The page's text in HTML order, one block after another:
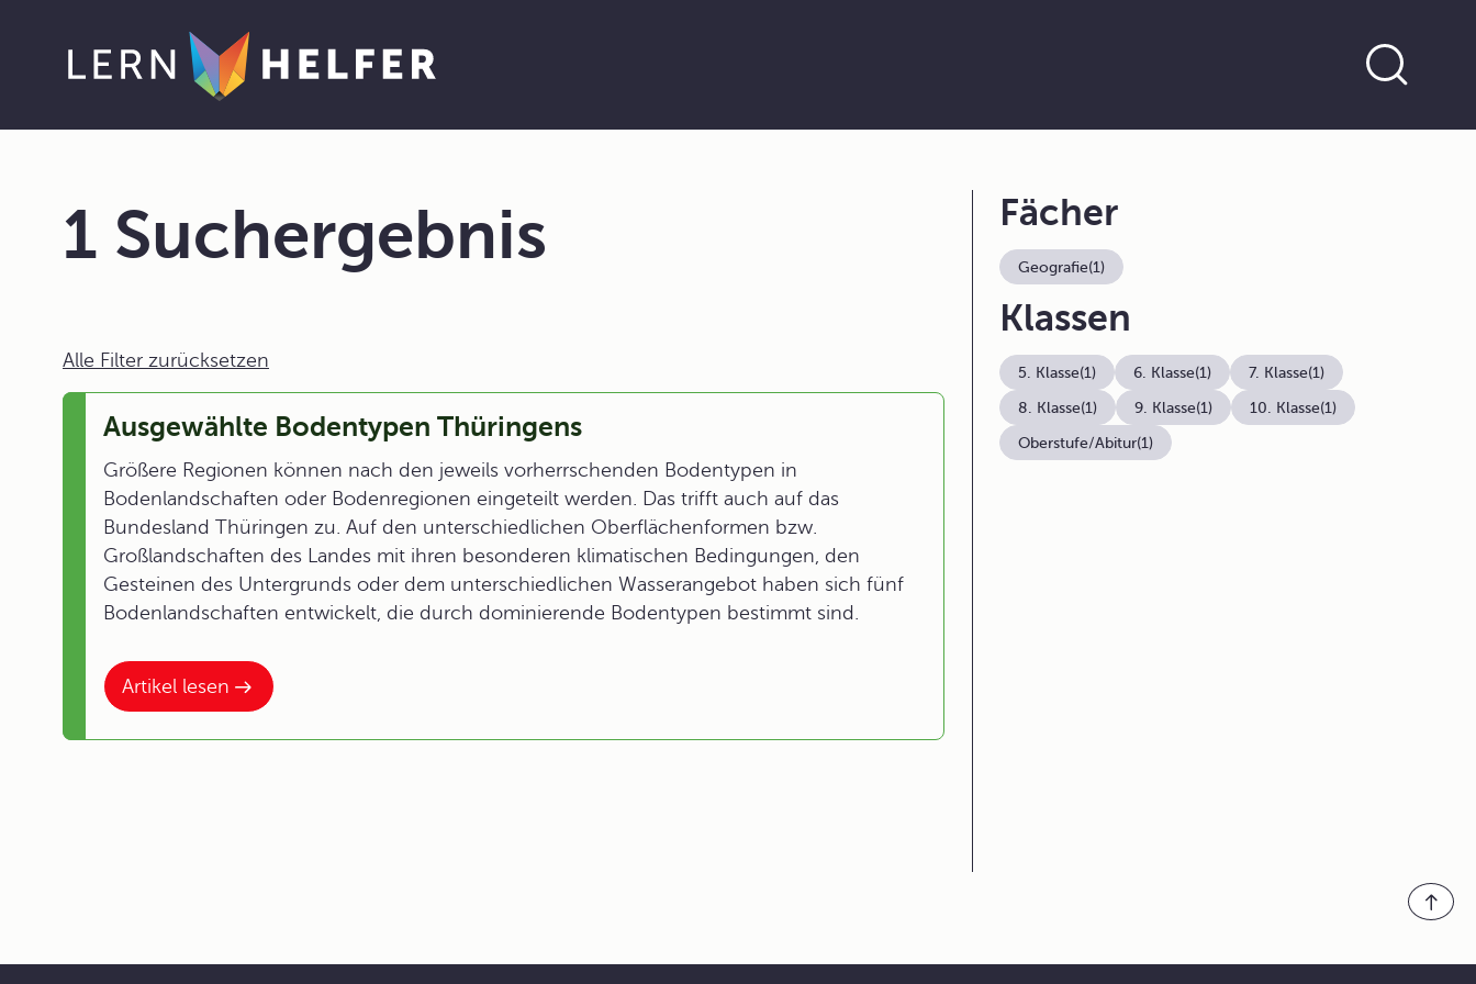
1 Suchergebnis
Alle Filter zurücksetzen
Artikel lesen
Ausgewählte Bodentypen Thüringens
Größere Regionen können nach den jeweils vorherrschenden Bodentypen in
Bodenlandschaften oder Bodenregionen eingeteilt werden. Das trifft auch auf das
Bundesland Thüringen zu. Auf den unterschiedlichen Oberflächenformen bzw.
Großlandschaften des Landes mit ihren besonderen klimatischen Bedingungen, den
Gesteinen des Untergrunds oder dem unterschiedlichen Wasserangebot haben sich fünf
Bodenlandschaften entwickelt, die durch dominierende Bodentypen bestimmt sind.
Fächer
Geografie(1)
Klassen
5. Klasse(1) 6. Klasse(1) 7. Klasse(1)
8. Klasse(1) 9. Klasse(1) 10. Klasse(1)
Oberstufe/Abitur(1)